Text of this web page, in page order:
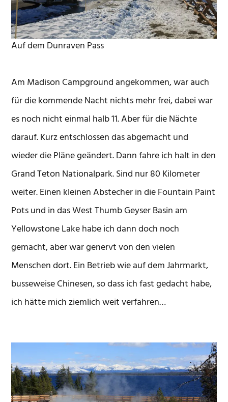
Auf dem Dunraven Pass
Am Madison Campground angekommen, war auch
für die kommende Nacht nichts mehr frei, dabei war
es noch nicht einmal halb 11. Aber für die Nächte
darauf. Kurz entschlossen das abgemacht und
wieder die Pläne geändert. Dann fahre ich halt in den
Grand Teton Nationalpark. Sind nur 80 Kilometer
weiter. Einen kleinen Abstecher in die Fountain Paint
Pots und in das West Thumb Geyser Basin am
Yellowstone Lake habe ich dann doch noch
gemacht, aber war genervt von den vielen
Menschen dort. Ein Betrieb wie auf dem Jahrmarkt,
busseweise Chinesen, so dass ich fast gedacht habe,
ich hätte mich ziemlich weit verfahren…